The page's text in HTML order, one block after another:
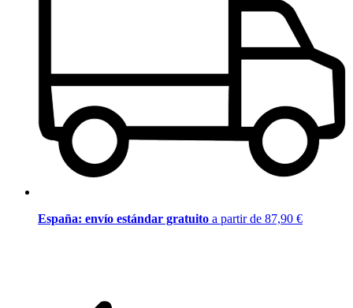
España: envío estándar gratuito a partir de 87,90 €